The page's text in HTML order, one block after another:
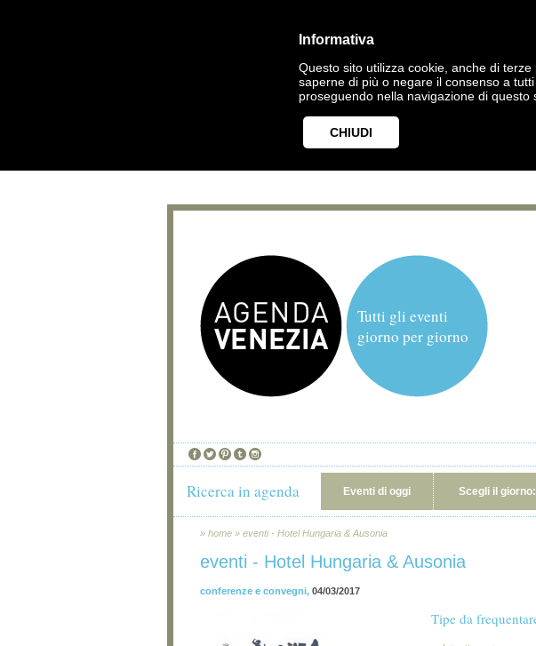
Informativa
Questo sito utilizza cookie, anche di
saperne di più o negare il consenso a
proseguendo nella navigazione di questo
CHIUDI
Tutti gli eventi
giorno per giorno
Ricerca in agenda Eventi di oggi Scegli il giorno:
» home » eventi - Hotel Hungaria & Ausonia
eventi - Hotel Hungaria & Ausonia
conferenze e convegni, 04/03/2017
Tipe da